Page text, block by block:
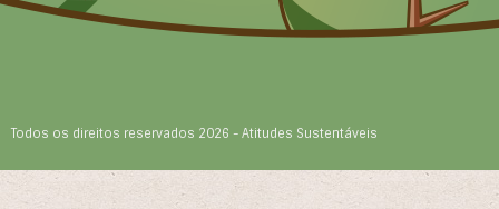
Todos os direitos reservados 2026 - Atitudes Sustentáveis